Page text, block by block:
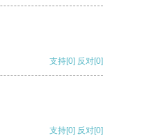
支持[0] 反对[0]
支持[0] 反对[0]